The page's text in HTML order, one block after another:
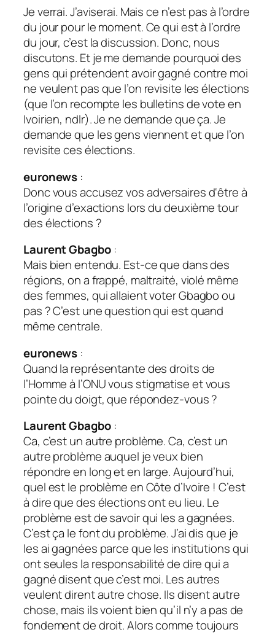
Je verrai. J’aviserai. Mais ce n’est pas à l’ordre
du jour pour le moment. Ce qui est à l’ordre
du jour, c’est la discussion. Donc, nous
discutons. Et je me demande pourquoi des
gens qui prétendent avoir gagné contre moi
ne veulent pas que l’on revisite les élections
(que l’on recompte les bulletins de vote en
Ivoirien, ndlr). Je ne demande que ça. Je
demande que les gens viennent et que l’on
revisite ces élections.
euronews :
Donc vous accusez vos adversaires d‘être à
l’origine d’exactions lors du deuxième tour
des élections ?
Laurent Gbagbo:
Mais bien entendu. Est-ce que dans des
régions, on a frappé, maltraité, violé même
des femmes, qui allaient voter Gbagbo ou
pas ? C’est une question qui est quand
même centrale.
euronews :
Quand la représentante des droits de
l’Homme à l’ONUvous stigmatise et vous
pointe du doigt, que répondez-vous ?
Laurent Gbagbo:
Ca, c’est un autre problème. Ca, c’est un
autre problème auquel je veux bien
répondre en long et en large. Aujourd’hui,
quel est le problème en Côte d’Ivoire ! C’est
à dire que des élections ont eu lieu. Le
problème est de savoir qui les a gagnées.
C’est ça le font du problème. J’ai dis que je
les ai gagnées parce que les institutions qui
ont seules la responsabilité de dire qui a
gagné disent que c’est moi. Les autres
veulent dirent autre chose. Ils disent autre
chose, mais ils voient bien qu’il n’y a pas de
fondement de droit. Alors comme toujours